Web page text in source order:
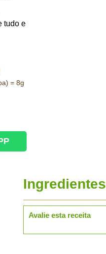
tudo e
= 8g
Ingredientes
Avalie esta receita